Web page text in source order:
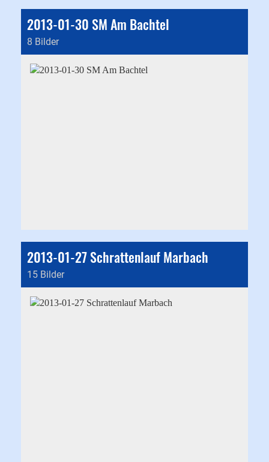
2013-01-30 SM Am Bachtel
8 Bilder
2013-01-27 Schrattenlauf Marbach
15 Bilder